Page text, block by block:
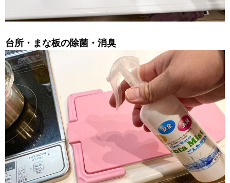
台所・まな板の除菌・消臭